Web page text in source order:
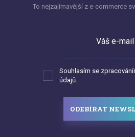
To nejzajímavější z e-commerce
Váš e-mail
Souhlasím se
údajů.
ODEBÍRAT